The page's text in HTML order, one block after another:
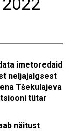
imetoredaid
neljajalgsest
Tšekulajeva
tütar
näitust